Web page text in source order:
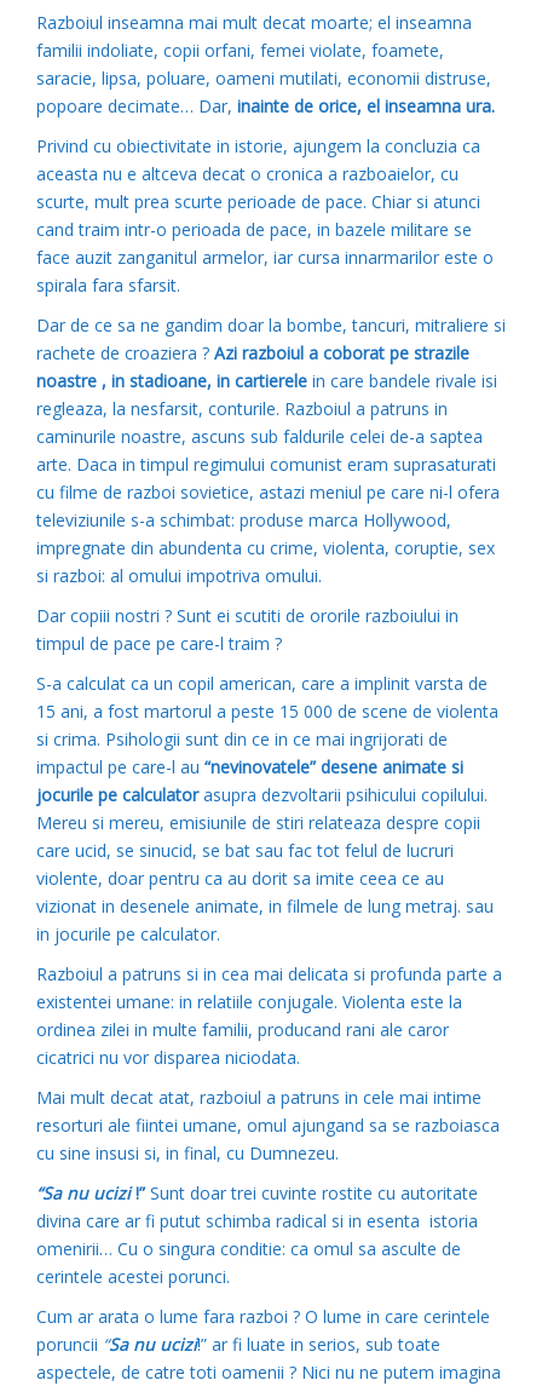
Razboiul inseamna mai mult decat moarte; el inseamna
familii indoliate, copii orfani, femei violate, foamete,
saracie, lipsa, poluare, oameni mutilati, economii distruse,
popoare decimate… Dar, inainte de orice, el inseamna ura.
Privind cu obiectivitate in istorie, ajungem la concluzia ca
aceasta nu e altceva decat o cronica a razboaielor, cu
scurte, mult prea scurte perioade de pace. Chiar si atunci
cand traim intr-o perioada de pace, in bazele militare se
face auzit zanganitul armelor, iar cursa innarmarilor este o
spirala fara sfarsit.
Dar de ce sa ne gandim doar la bombe, tancuri, mitraliere si
rachete de croaziera ? Azi razboiul a coborat pe strazile
noastre , in stadioane, in cartierele in care bandele rivale isi
regleaza, la nesfarsit, conturile. Razboiul a patruns in
caminurile noastre, ascuns sub faldurile celei de-a saptea
arte. Daca in timpul regimului comunist eram suprasaturati
cu filme de razboi sovietice, astazi meniul pe care ni-l ofera
televiziunile s-a schimbat: produse marca Hollywood,
impregnate din abundenta cu crime, violenta, coruptie, sex
si razboi: al omului impotriva omului.
Dar copiii nostri ? Sunt ei scutiti de ororile razboiului in
timpul de pace pe care-l traim ?
S-a calculat ca un copil american, care a implinit varsta de
15 ani, a fost martorul a peste 15 000 de scene de violenta
si crima. Psihologii sunt din ce in ce mai ingrijorati de
impactul pe care-l au “nevinovatele” desene animate si
jocurile pe calculatorasupra dezvoltarii psihicului copilului.
Mereu si mereu, emisiunile de stiri relateaza despre copii
care ucid, se sinucid, se bat sau fac tot felul de lucruri
violente, doar pentru ca au dorit sa imite ceea ce au
vizionat in desenele animate, in filmele de lung metraj. sau
in jocurile pe calculator.
Razboiul a patruns si in cea mai delicata si profunda parte a
existentei umane: in relatiile conjugale. Violenta este la
ordinea zilei in multe familii, producand rani ale caror
cicatrici nu vor disparea niciodata.
Mai mult decat atat, razboiul a patruns in cele mai intime
resorturi ale fiintei umane, omul ajungand sa se razboiasca
cu sine insusi si, in final, cu Dumnezeu.
“Sa nu ucizi!”Sunt doar trei cuvinte rostite cu autoritate
divina care ar fi putut schimba radical si in esenta istoria
omenirii… Cu o singura conditie: ca omul sa asculte de
cerintele acestei porunci.
Cum ar arata o lume fara razboi ? O lume in care cerintele
poruncii “Sa nu ucizi!” ar fi luate in serios, sub toate
aspectele, de catre toti oamenii ? Nici nu ne putem imagina